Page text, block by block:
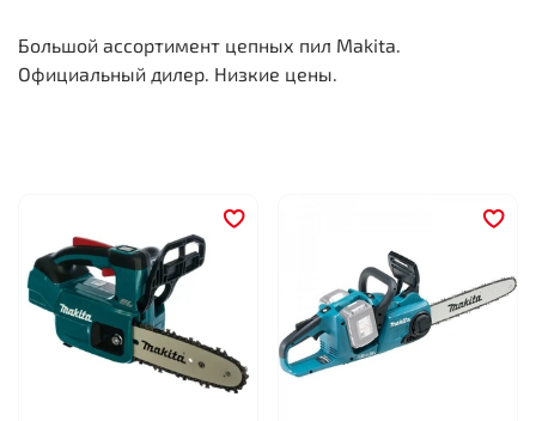
Большой ассортимент цепных пил Makita.
Официальный дилер. Низкие цены.